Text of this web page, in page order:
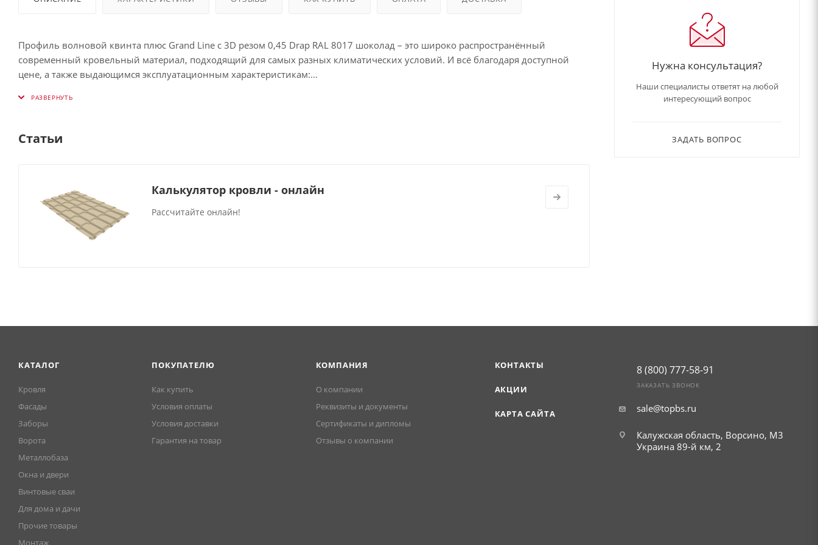
Профиль волновой квинта плюс Grand Line c 3D резом 0,45 Drap RAL 8017 шоколад – это широко распространённый
современный кровельный материал, подходящий для самых разных климатических условий. И всё благодаря доступной
цене, а также выдающимся эксплуатационным характеристикам:
Малый, по сравнению с натуральной черепицей, вес гарантирует снижение нагрузки на несущие конструкции.
Правильно подобранный оттенок способен кардинально преобразить фасад любого объекта. У нас можно купить
металлочерепицу в распространённой цветовой палитре RAL.
механическим и ветровым нагрузкам. Это надёжная поверхность, не боящаяся агрессивных факторов среды и не требующая
сложного обслуживания.
Максимальная длина изделия составляет 8 м. Продукцию удобно транспортировать и укладывать.
Статьи
Калькулятор кровли - онлайн
Рассчитайте онлайн!
Нужна консультация?
Наши специалисты ответят на любой
интересующий вопрос
ЗАДАТЬ ВОПРОС
КАТАЛОГ
Кровля
Фасады
Заборы
Ворота
Металлобаза
Окна и двери
Винтовые сваи
Для дома и дачи
Прочие товары
Монтаж
ПОКУПАТЕЛЮ
Как купить
Условия оплаты
Условия доставки
Гарантия на товар
КОМПАНИЯ
О компании
Реквизиты и документы
Сертификаты и дипломы
Отзывы о компании
КОНТАКТЫ
АКЦИИ
КАРТА САЙТА
8 (800) 777-58-91
ЗАКАЗАТЬ ЗВОНОК
sale@topbs.ru
Калужская область, Ворсино, М3
Украина 89-й км, 2